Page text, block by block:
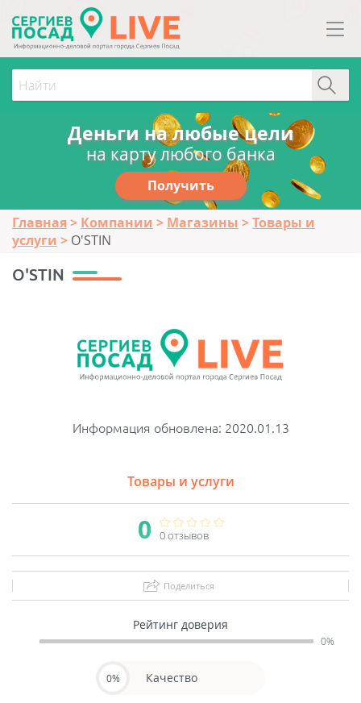
Деньги на любые цели
на карту любого банка
Получить
Главная Компании Магазины
Товары и
услуги
O'STIN
O'STIN
Информация обновлена: 2020.01.13
Товары и услуги
0 0 отзывов
Поделиться
Рейтинг доверия
0%
0% Качество